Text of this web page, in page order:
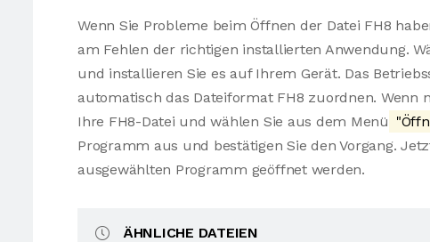
Wenn Sie Probleme beim Öffnen der Datei FH8
am Fehlen der richtigen installierten Anwendung.
und installieren Sie es auf Ihrem Gerät. Das
automatisch das Dateiformat FH8 zuordnen.
Ihre FH8-Datei und wählen Sie aus dem Menü
Programm aus und bestätigen Sie den Vorgang.
ausgewählten Programm geöffnet werden.
ÄHNLICHE DATEIEN